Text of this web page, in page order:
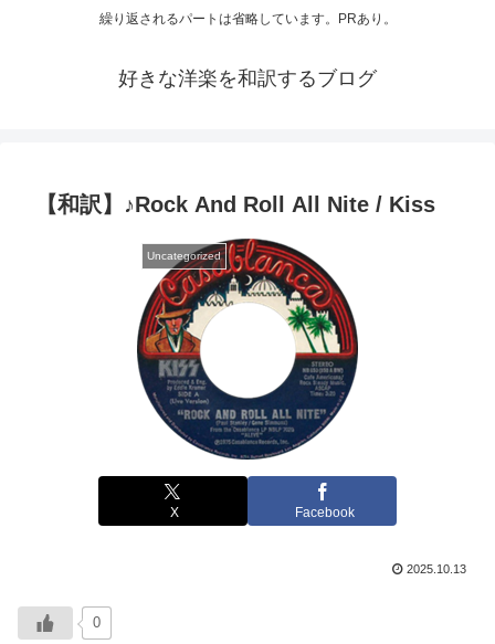
繰り返されるパートは省略しています。PRあり。
好きな洋楽を和訳するブログ
【和訳】♪Rock And Roll All Nite / Kiss
Uncategorized
X Facebook
2025.10.13
0